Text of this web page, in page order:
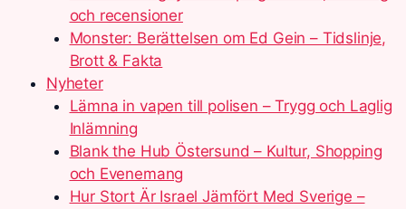
och recensioner
Monster: Berättelsen om Ed Gein – Tidslinje,
Brott & Fakta
Nyheter
Lämna in vapen till polisen – Trygg och Laglig
Inlämning
Blank the Hub Östersund – Kultur, Shopping
och Evenemang
Hur Stort Är Israel Jämfört Med Sverige –